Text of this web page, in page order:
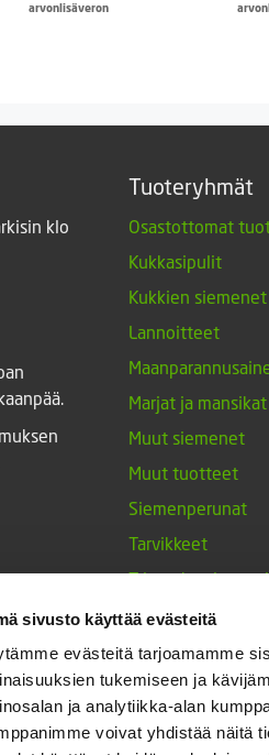
sivusto käyttää evästeitä
evästeitä tarjoamamme
tukemiseen ja
ja analytiikka-alan
voivat yhdistää näitä
arvonlisäveron
klo
Tuoteryhmät
Osastottomat
Kukkasipulit
Kukkien siemenet
Lannoitteet
Marjat ja mansikat
Muut siemenet
Muut tuotteet
Siemenperunat
Tarvikkeet
Triumph-
Vihannesten
Yrtit ja